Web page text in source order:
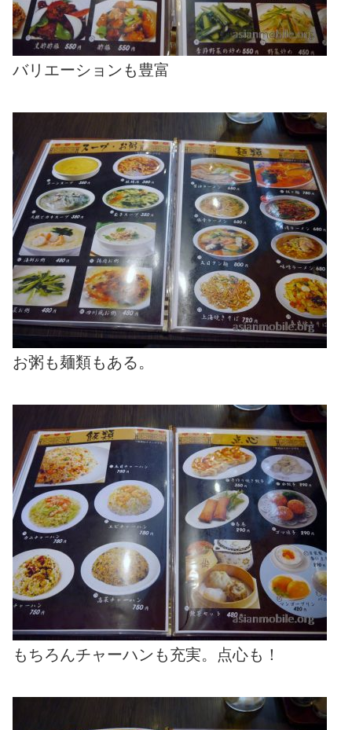
バリエーションも豊富
お粥も麺類もある。
もちろんチャーハンも充実。点心も！